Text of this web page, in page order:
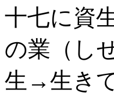
十七に資
の業（し
生→生き